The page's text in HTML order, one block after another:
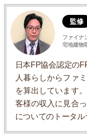
監修
ファイナ
宅地建物
日本FP協会認定の
人暮らしからファ
を算出しています
客様の収入に見合
についてのトータル